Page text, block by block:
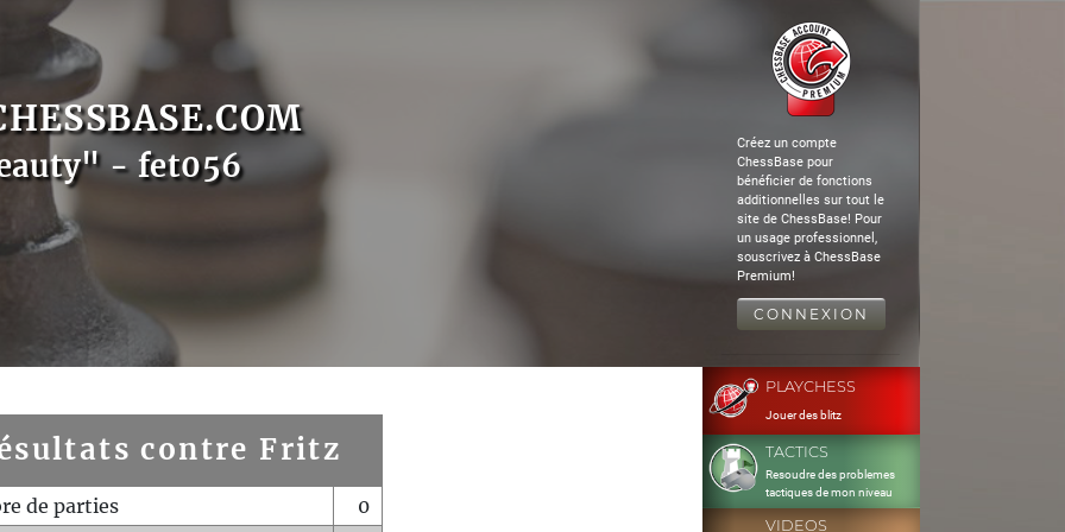
- fet056
Créez un compte
ChessBase pour
bénéficier de fonctions
additionnelles sur tout le
site de ChessBase! Pour
un usage professionnel,
souscrivez à ChessBase
Premium!
CONNEXION
contre Fritz
de parties 0
PLAYCHESS
Jouer des blitz
TACTICS
Resoudre des problemes
tactiques de mon niveau
VIDEOS